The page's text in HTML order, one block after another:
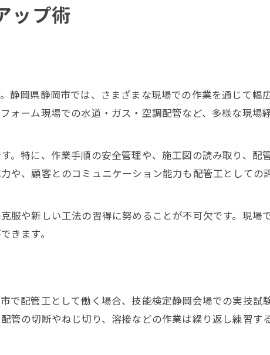
ップ術
静岡県静岡市では、さまざまな現場での作業を通じて幅
ォーム現場での水道・ガス・空調配管など、多様な現場
。特に、作業手順の安全管理や、施工図の読み取り、配
や、顧客とのコミュニケーション能力も配管工としての
服や新しい工法の習得に努めることが不可欠です。現場
きます。
配管工として働く場合、技能検定静岡会場での実技試
管の切断やねじ切り、溶接などの作業は繰り返し練習す